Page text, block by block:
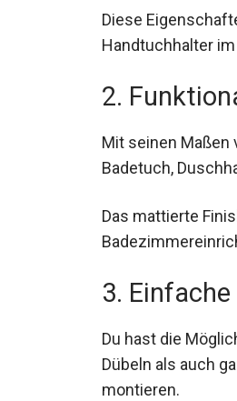
Diese
Handtuchhalter
2.
Mit seinen Maßen
Badetuch,
Das mattierte
3.
Du hast die
Dübeln als auch
montieren.